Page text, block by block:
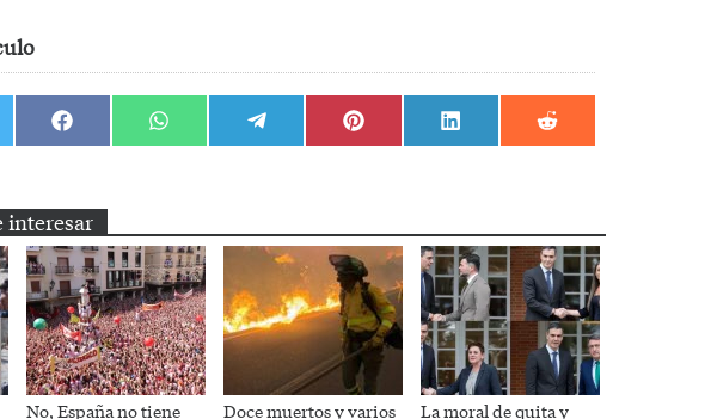
Compartir
en
Compartir
en
Compartir
en
Compartir
en
Compartir
en
Compartir
en
interesar
No, España no tiene
Doce muertos y varios
La moral de quita y